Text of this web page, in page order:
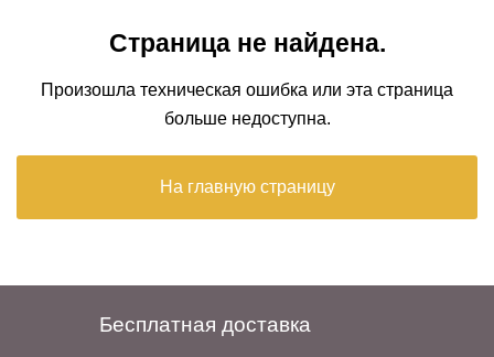
Страница не найдена.
Произошла техническая ошибка или эта страница
больше недоступна.
На главную страницу
Бесплатная доставка